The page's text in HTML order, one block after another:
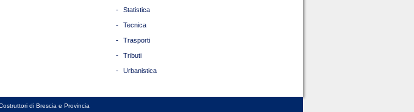
- Statistica
- Tecnica
- Trasporti
- Tributi
- Urbanistica
di Brescia e Provincia